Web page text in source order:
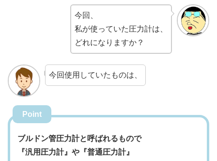
今回、
私が使っていた圧力計は、
どれになりますか？
今回使用していたものは、
Point
ブルドン管圧力計と呼ばれるもので
『汎用圧力計』や『普通圧力計』